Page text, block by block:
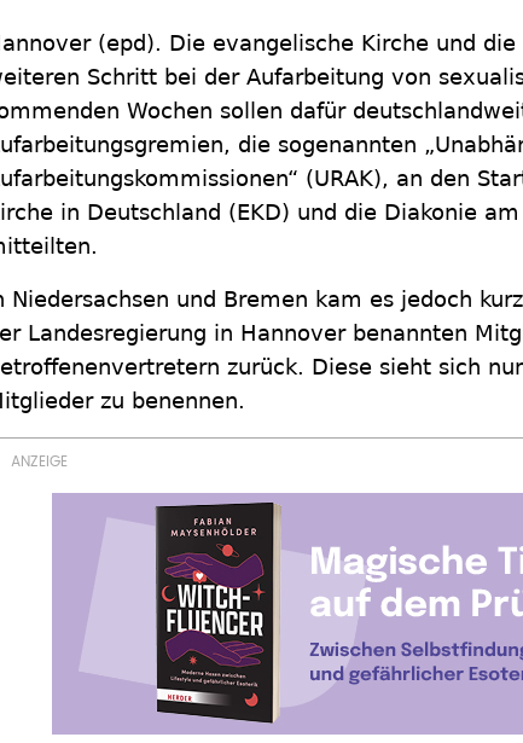
(epd). Die evangelische Kirche und
Schritt bei der Aufarbeitung von
Wochen sollen dafür
die sogenannten
(URAK), an den
in Deutschland (EKD) und die Diakonie
Niedersachsen und Bremen kam es jedoch
Landesregierung in Hannover benannten
zurück. Diese sieht sich
zu benennen.